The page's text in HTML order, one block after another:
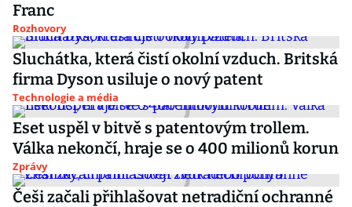
Franc
Rozhovory
Sluchátka, která čistí okolní vzduch. Britská
firma Dyson usiluje o nový patent
Technologie a média
Eset uspěl v bitvě s patentovým trollem.
Válka nekončí, hraje se o 400 milionů korun
Zprávy
Češi začali přihlašovat netradiční ochranné